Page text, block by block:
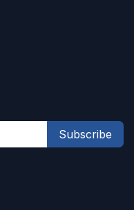
Subscribe